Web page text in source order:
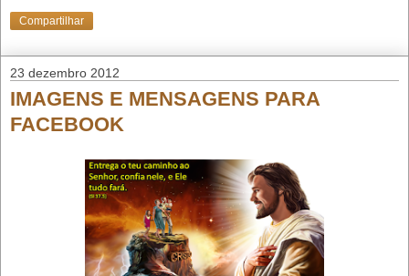
Compartilhar
23 dezembro 2012
IMAGENS E MENSAGENS PARA
FACEBOOK